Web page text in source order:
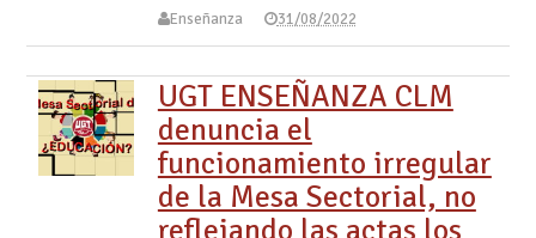
Enseñanza 31/08/2022
UGT ENSEÑANZA CLM
denuncia el
funcionamiento irregular
de la Mesa Sectorial, no